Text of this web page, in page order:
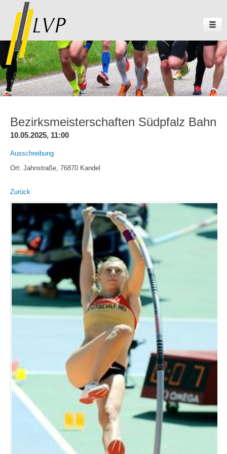
Bezirksmeisterschaften Südpfalz Bahn
10.05.2025, 11:00
Ausschreibung
Ort: Jahnstraße, 76870 Kandel
Zurück